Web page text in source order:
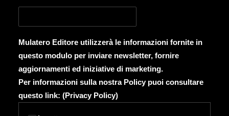
Mulatero Editore utilizzerà le informazioni fornite in
questo modulo per inviare newsletter, fornire
aggiornamenti ed iniziative di marketing.
Per informazioni sulla nostra Policy puoi consultare
questo link: (Privacy Policy)